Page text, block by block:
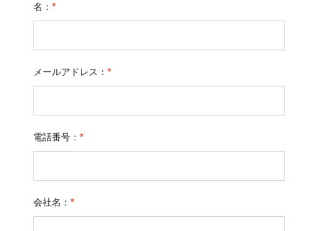
*
名：
*
メールアドレス：
*
電話番号：
*
会社名：